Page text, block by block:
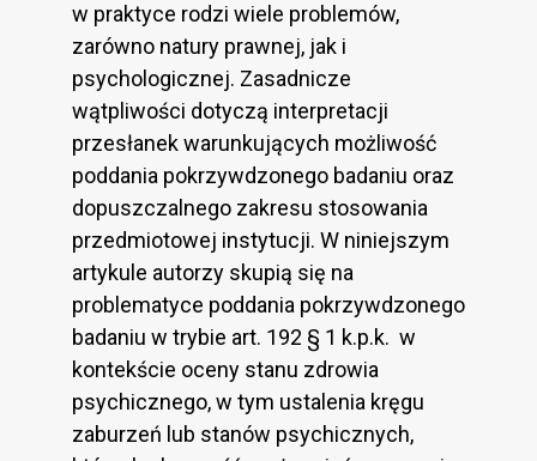
w praktyce rodzi wiele problemów,
zarówno natury prawnej, jak i
psychologicznej. Zasadnicze
wątpliwości dotyczą interpretacji
przesłanek warunkujących możliwość
poddania pokrzywdzonego badaniu oraz
dopuszczalnego zakresu stosowania
przedmiotowej instytucji. W niniejszym
artykule autorzy skupią się na
problematyce poddania pokrzywdzonego
badaniu w trybie art. 192 § 1 k.p.k. w
kontekście oceny stanu zdrowia
psychicznego, w tym ustalenia kręgu
zaburzeń lub stanów psychicznych,